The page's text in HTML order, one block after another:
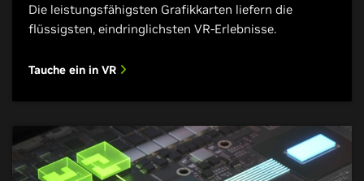
Die leistungsfähigsten Grafikkarten liefern die
flüssigsten, eindringlichsten VR-Erlebnisse.
Tauche ein in VR